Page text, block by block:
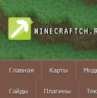
Главная Карты
Гайды Плагины